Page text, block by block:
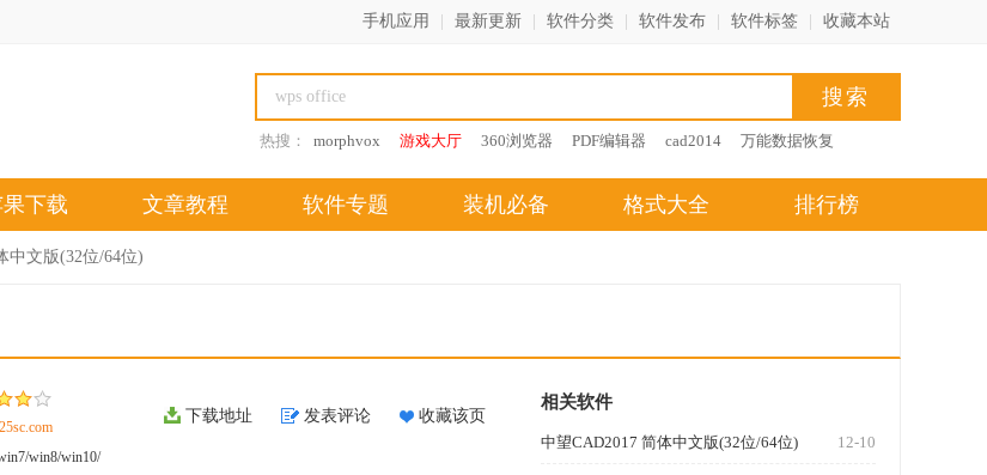
手机应用 最新更新 软件分类 软件发布 软件标签 收藏本站
热搜： morphvox 游戏大厅 360浏览器 PDF编辑器 cad2014 万能数据恢复
下载 文章教程 软件专题 装机必备 格式大全 排行榜
中文版(32位/64位)
win8/win10/
下载地址 发表评论 收藏该页
相关软件
12-10
中望CAD2017 简体中文版(32位/64位)